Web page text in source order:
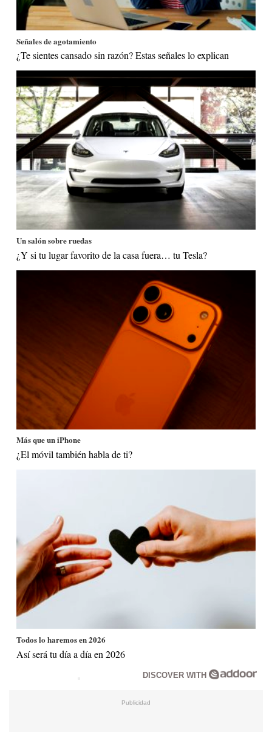
Señales de agotamiento
¿Te sientes cansado sin razón? Estas señales lo explican
Un salón sobre ruedas
¿Y si tu lugar favorito de la casa fuera… tu Tesla?
Más que un iPhone
¿El móvil también habla de ti?
Todos lo haremos en 2026
Así será tu día a día en 2026
DISCOVER WITH